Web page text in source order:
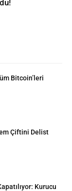
Bitcoin’leri
Çiftini Delist
Kurucu